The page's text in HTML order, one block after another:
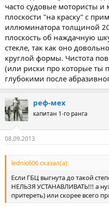
часто судовые мотористы
плоскости "на краску" с
иллюминатора толщиной
плоскость об наждачную
стекле, так как оно
круглой формы. Чистота
(или риски про которые ты
глубокими после
реф-мех
капитан 1-го ранга
08.09.2013
lednic606 сказал(а):
Если ГБЦ выгнута до такой
НЕЛЬЗЯ УСТАНАВЛИВАТЬ!!! а
притереть) или скорее всего